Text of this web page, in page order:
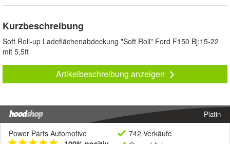
Kurzbeschreibung
Soft Roll-up Ladeflächenabdeckung "Soft Roll" Ford F150 Bj:15-22
mit 5,5ft
Artikelbeschreibung anzeigen
Platin
Power Parts Automotive
742 Verkäufe